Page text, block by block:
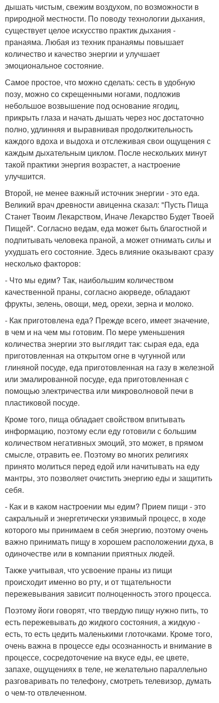
дышать чистым, свежим воздухом, по возможности в
природной местности. По поводу технологии дыхания,
существует целое искусство практик дыхания -
пранаяма. Любая из техник пранаямы повышает
количество и качество энергии и улучшает
эмоциональное состояние.
Самое простое, что можно сделать: сесть в удобную
позу, можно со скрещенными ногами, подложив
небольшое возвышение под основание ягодиц,
прикрыть глаза и начать дышать через нос достаточно
полно, удлинняя и выравнивая продолжительность
каждого вдоха и выдоха и отслеживая свои ощущения с
каждым дыхательным циклом. После нескольких минут
такой практики энергия возрастет, а настроение
улучшится.
Второй, не менее важный источник энергии - это еда.
Великий врач древности авиценна сказал: "Пусть Пища
Станет Твоим Лекарством, Иначе Лекарство Будет Твоей
Пищей". Согласно ведам, еда может быть благостной и
подпитывать человека праной, а может отнимать силы и
ухудшать его состояние. Здесь влияние оказывают сразу
несколько факторов:
- Что мы едим? Так, наибольшим количеством
качественной праны, согласно аюрведе, обладают
фрукты, зелень, овощи, мед, орехи, зерна и молоко.
- Как приготовлена еда? Прежде всего, имеет значение,
в чем и на чем мы готовим. По мере уменьшения
количества энергии это выглядит так: сырая еда, еда
приготовленная на открытом огне в чугунной или
глиняной посуде, еда приготовленная на газу в железной
или эмалированной посуде, еда приготовленная с
помощью электричества или микроволновой печи в
пластиковой посуде.
Кроме того, пища обладает свойством впитывать
информацию, поэтому если еду готовили с большим
количеством негативных эмоций, это может, в прямом
смысле, отравить ее. Поэтому во многих религиях
принято молиться перед едой или начитывать на еду
мантры, это позволяет очистить энергию еды и защитить
себя.
- Как и в каком настроении мы едим? Прием пищи - это
сакральный и энергетически уязвимый процесс, в ходе
которого мы принимаем в себя энергию, поэтому очень
важно принимать пищу в хорошем расположении духа, в
одиночестве или в компании приятных людей.
Также учитывая, что усвоение праны из пищи
происходит именно во рту, и от тщательности
пережевывания зависит полноценность этого процесса.
Поэтому йоги говорят, что твердую пищу нужно пить, то
есть пережевывать до жидкого состояния, а жидкую -
есть, то есть цедить маленькими глоточками. Кроме того,
очень важна в процессе еды осознанность и внимание в
процессе, сосредоточение на вкусе еды, ее цвете,
запахе, ощущениях в теле, не желательно параллельно
разговаривать по телефону, смотреть телевизор, думать
о чем-то отвлеченном.